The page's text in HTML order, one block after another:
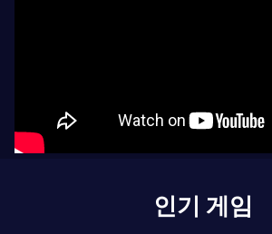
인기 게임